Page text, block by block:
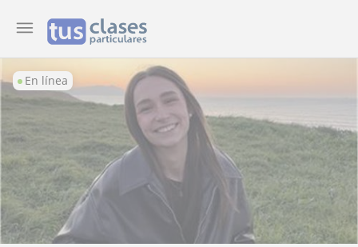
En línea